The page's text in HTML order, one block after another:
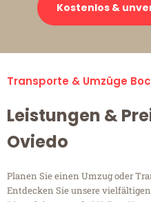
Kostenlos &
Transporte & Umzüge
Leistungen &
Oviedo
Planen Sie einen Umzug oder
Entdecken Sie unsere